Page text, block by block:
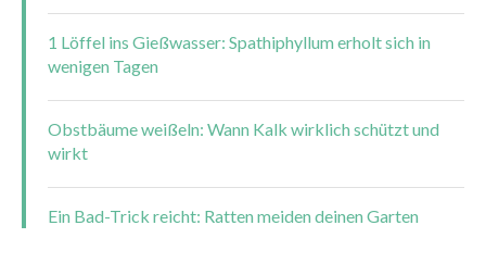
1 Löffel ins Gießwasser: Spathiphyllum erholt sich in
wenigen Tagen
Obstbäume weißeln: Wann Kalk wirklich schützt und
wirkt
Ein Bad-Trick reicht: Ratten meiden deinen Garten